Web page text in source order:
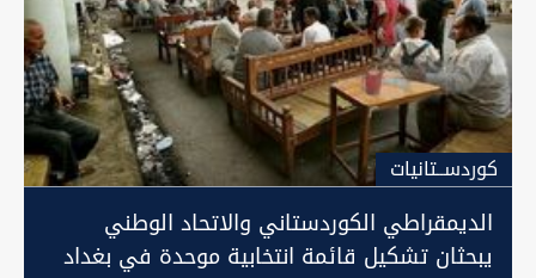
كوردســتانيات
الديمقراطي الكوردستاني والاتحاد الوطني
يبحثان تشكيل قائمة انتخابية موحدة في بغداد